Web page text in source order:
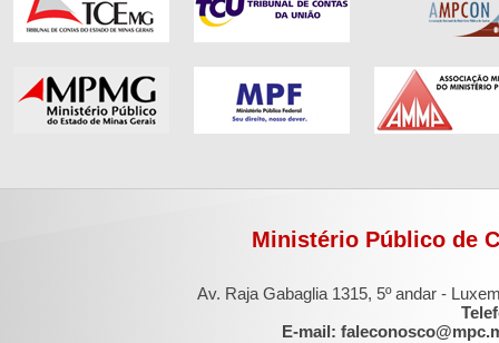
Ministério Público de
Av. Raja Gabaglia 1315, 5º andar -
E-mail: